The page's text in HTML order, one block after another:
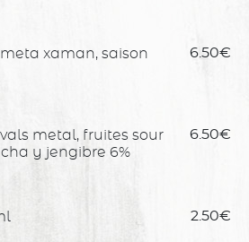
xaman, saison
6.50€
metal, fruites sour
y jengibre 6%
6.50€
2.50€